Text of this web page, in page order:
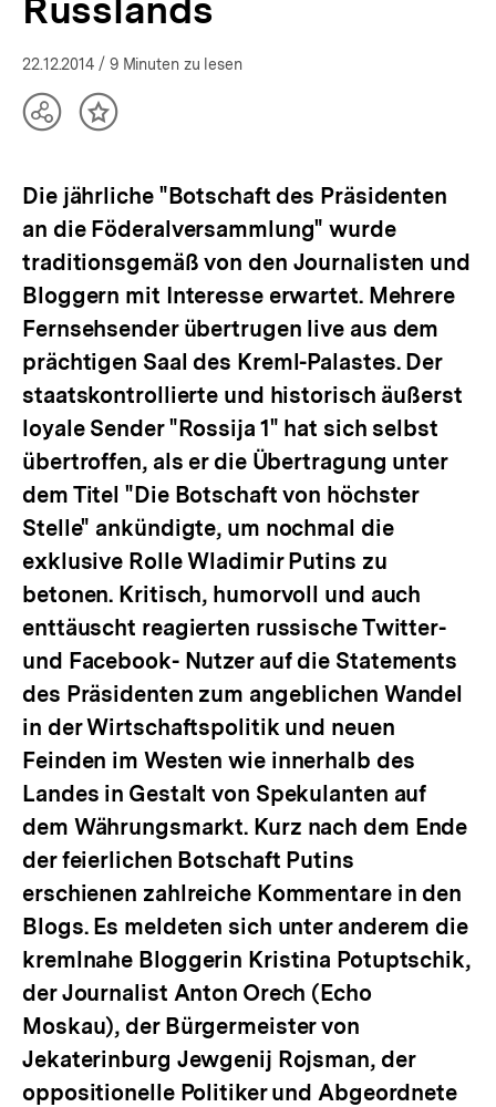
bpb.de
Russlands
22.12.2014 / 9 Minuten zu lesen
TeilenInhalt
Die jährliche "Botschaft des Präsidenten
an die Föderalversammlung" wurde
traditionsgemäß von den Journalisten und
Bloggern mit Interesse erwartet. Mehrere
Fernsehsender übertrugen live aus dem
prächtigen Saal des Kreml-Palastes. Der
staatskontrollierte und historisch äußerst
loyale Sender "Rossija 1" hat sich selbst
übertroffen, als er die Übertragung unter
dem Titel "Die Botschaft von höchster
Stelle" ankündigte, um nochmal die
exklusive Rolle Wladimir Putins zu
betonen. Kritisch, humorvoll und auch
enttäuscht reagierten russische Twitter-
und Facebook- Nutzer auf die Statements
des Präsidenten zum angeblichen Wandel
in der Wirtschaftspolitik und neuen
Feinden im Westen wie innerhalb des
Landes in Gestalt von Spekulanten auf
dem Währungsmarkt. Kurz nach dem Ende
der feierlichen Botschaft Putins
erschienen zahlreiche Kommentare in den
Blogs. Es meldeten sich unter anderem die
kremlnahe Bloggerin Kristina Potuptschik,
der Journalist Anton Orech (Echo
Moskau), der Bürgermeister von
Jekaterinburg Jewgenij Rojsman, der
oppositionelle Politiker und Abgeordnete